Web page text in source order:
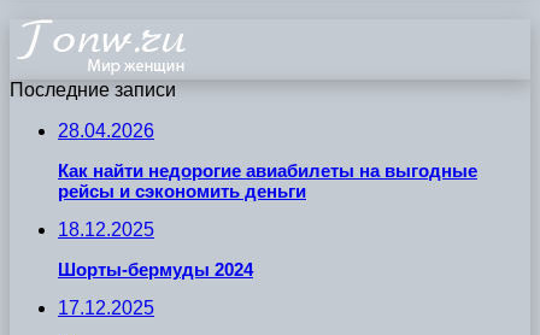
Последние записи
28.04.2026
Как найти недорогие авиабилеты на выгодные
рейсы и сэкономить деньги
18.12.2025
Шорты-бермуды 2024
17.12.2025